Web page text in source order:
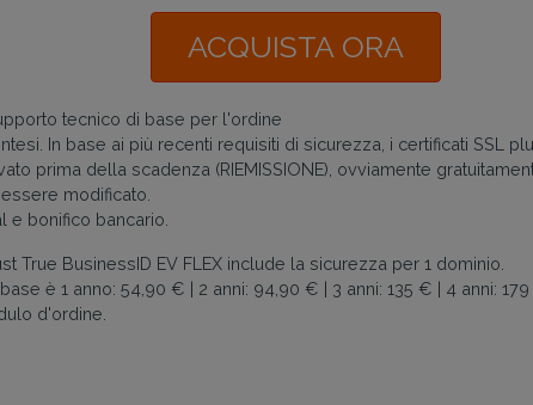
ACQUISTA ORA
tecnico di base per l'ordine
In base ai più recenti requisiti di sicurezza, i certificati SSL
prima della scadenza (RIEMISSIONE), ovviamente
modificato.
e bonifico bancario.
True BusinessID EV FLEX include la sicurezza per 1 dominio.
è 1 anno: 54,90 € | 2 anni: 94,90 € | 3 anni: 135 € | 4 anni: 179
d'ordine.